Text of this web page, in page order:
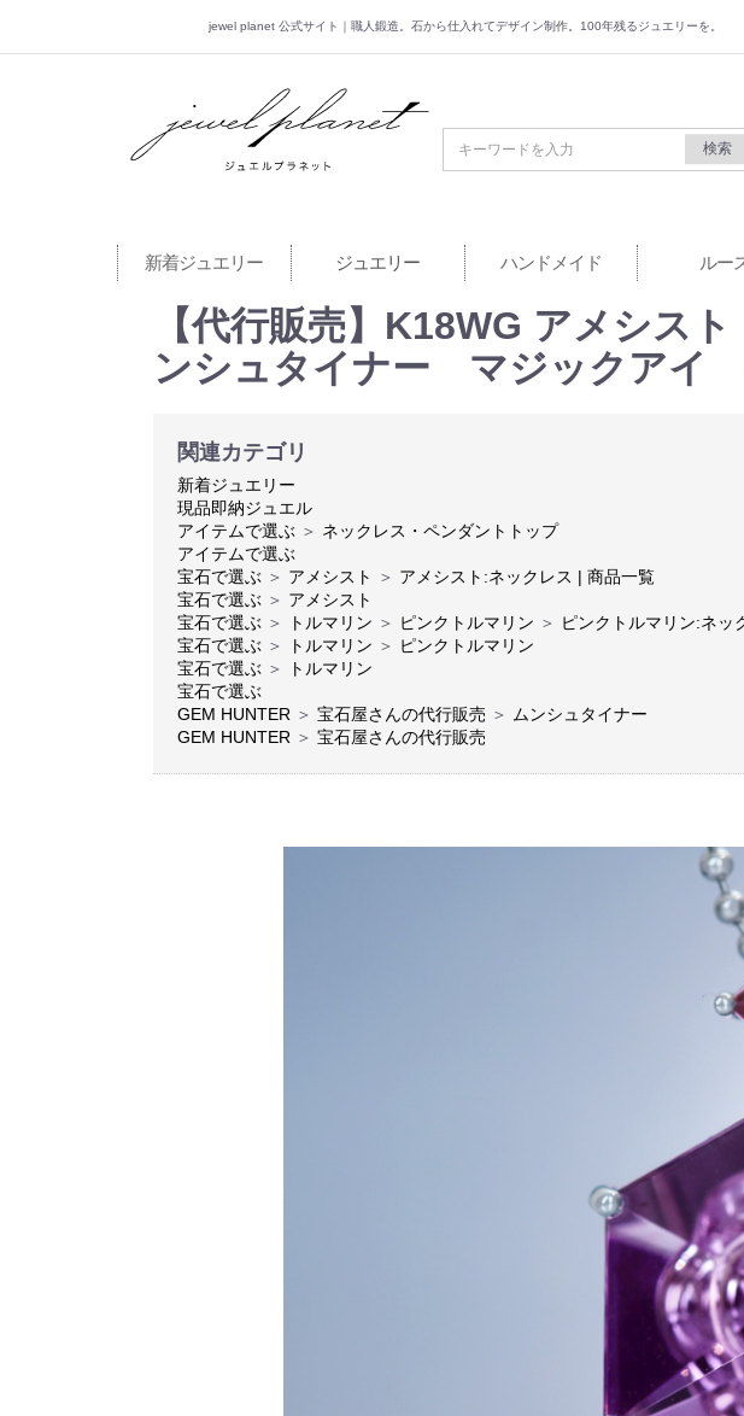
jewel planet 公式サイト｜職人鍛造。石から仕入れてデザイン制作。100年残るジュエリーを。
jewel planet 公式サイト
検索
新着ジュエリー ジュエリー ハンドメイド ルー
【代行販売】K18WG アメシ
ンシュタイナー マジックアイ
関連カテゴリ
新着ジュエリー
現品即納ジュエル
アイテムで選ぶ ＞ ネックレス・ペンダントトップ
アイテムで選ぶ
宝石で選ぶ ＞ アメシスト ＞ アメシスト:ネックレス | 商品一覧
宝石で選ぶ ＞ アメシスト
宝石で選ぶ ＞ トルマリン ＞ ピンクトルマリン ＞ ピンクトルマリン:ネッ
宝石で選ぶ ＞ トルマリン ＞ ピンクトルマリン
宝石で選ぶ ＞
トルマリン
宝石で選ぶ
GEM HUNTER ＞ 宝石屋さんの代行販売 ＞ ムンシュタイナー
GEM HUNTER ＞ 宝石屋さんの代行販売